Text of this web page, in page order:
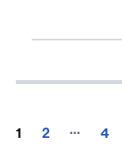
Paginació
1 2 … 4